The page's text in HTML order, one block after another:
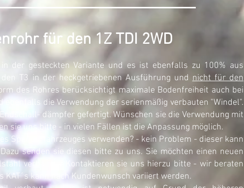
für den 1Z TDI 2WD
in der gesteckten Variante und es ist ebenfalls zu 100% aus
T3 in der heckgetriebenen Ausführung und nicht für den
des Rohres berücksichtigt maximale Bodenfreiheit auch bei
ebenfalls die Verwendung der serienmäßig verbauten "Windel".
dämpfer gefertigt. Wünschen sie die Verwendung mit
sie uns bitte - in vielen Fällen ist die Anpassung möglich.
Spenderfahrzeuges verwenden? - kein Problem - dieser kann
senden sie diesen bitte zu uns. Sie möchten einen neuen
verbauen? Kontaktieren sie uns hierzu bitte - wir beraten
KAT´s kann nach Kundenwunsch variiert werden.